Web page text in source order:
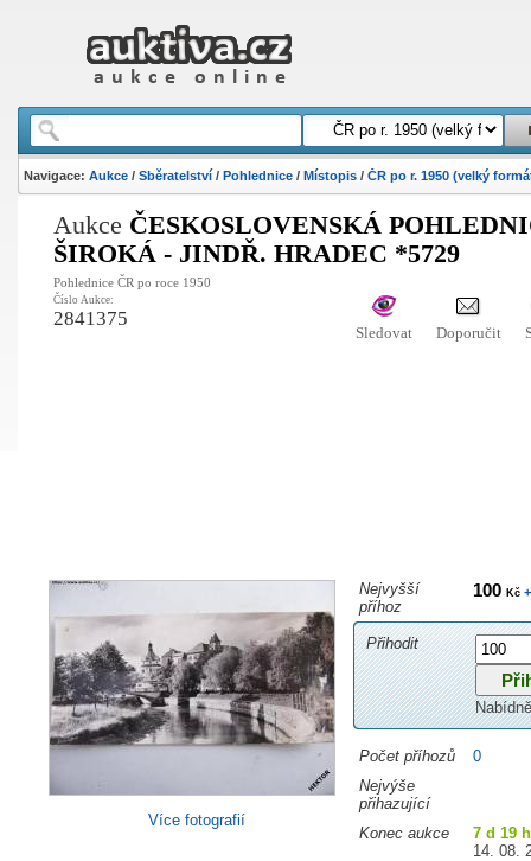
Navigace: Aukce/ Sběratelství/ Pohlednice/ Místopis/ ČR po r. 1950 (velký
Aukce ČESKOSLOVENSKÁ
ŠIROKÁ - JINDŘ. HRADEC *5729
Pohlednice ČR po roce 1950
Číslo Aukce:
2841375
Sledovat Doporučit
Více fotografií
Nejvyšší
příhoz
100 Kč+
Přihodit
Počet příhozů
0
Nejvýše
přihazující
Konec aukce
7 d 19
14. 08.